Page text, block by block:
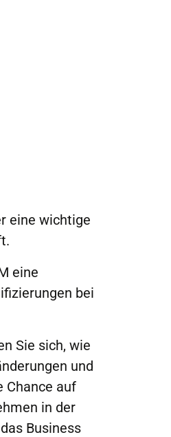
eine wichtige
eine
bei
Sie sich, wie
und
Chance auf
in der
Business